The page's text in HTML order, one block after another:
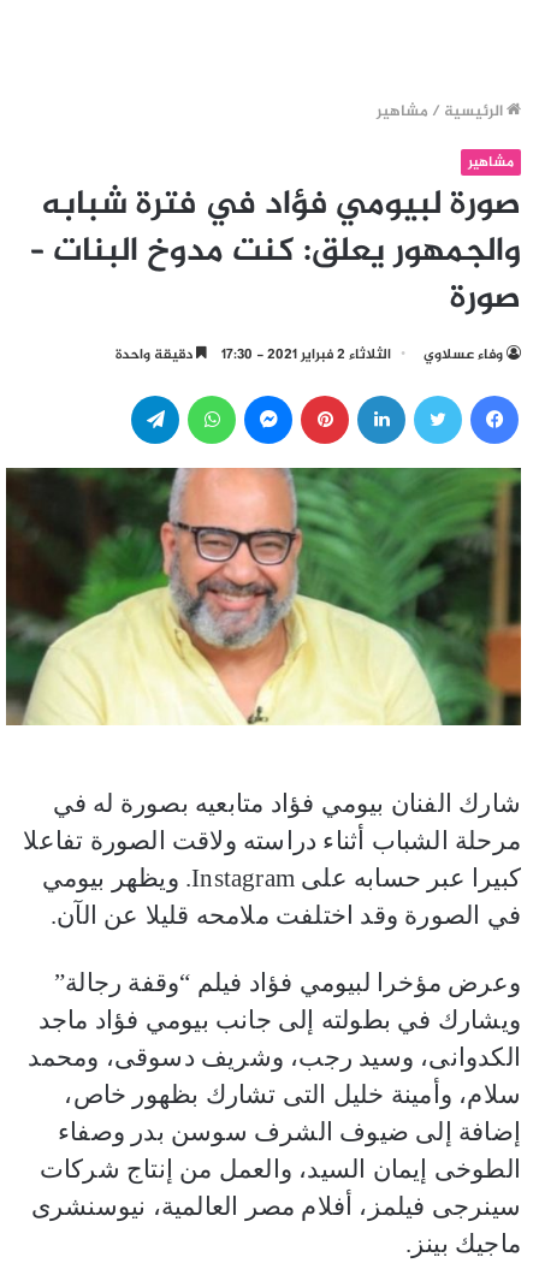
الرئيسية / مشاهير
مشاهير
صورة لبيومي فؤاد في فترة شبابه
والجمهور يعلق: كنت مدوخ البنات –
صورة
وفاء عسلاوي الثلاثاء 2 فبراير 2021 - 17:30 دقيقة واحدة
شارك الفنان بيومي فؤاد متابعيه بصورة له في
مرحلة الشباب أثناء دراسته ولاقت الصورة تفاعلا
كبيرا عبر حسابه على Instagram.
ويظهر بيومي
في الصورة وقد اختلفت ملامحه قليلا عن الآن.
وعرض مؤخرا لبيومي فؤاد فيلم “وقفة رجالة”
ويشارك في بطولته إلى جانب بيومي فؤاد ماجد
الكدوانى، وسيد رجب، وشريف دسوقى، ومحمد
سلام، وأمينة خليل التى تشارك بظهور خاص،
إضافة إلى ضيوف الشرف سوسن بدر وصفاء
الطوخى إيمان السيد، والعمل من إنتاج شركات
سينرجى فيلمز، أفلام مصر العالمية، نيوسنشرى
ماجيك بينز.